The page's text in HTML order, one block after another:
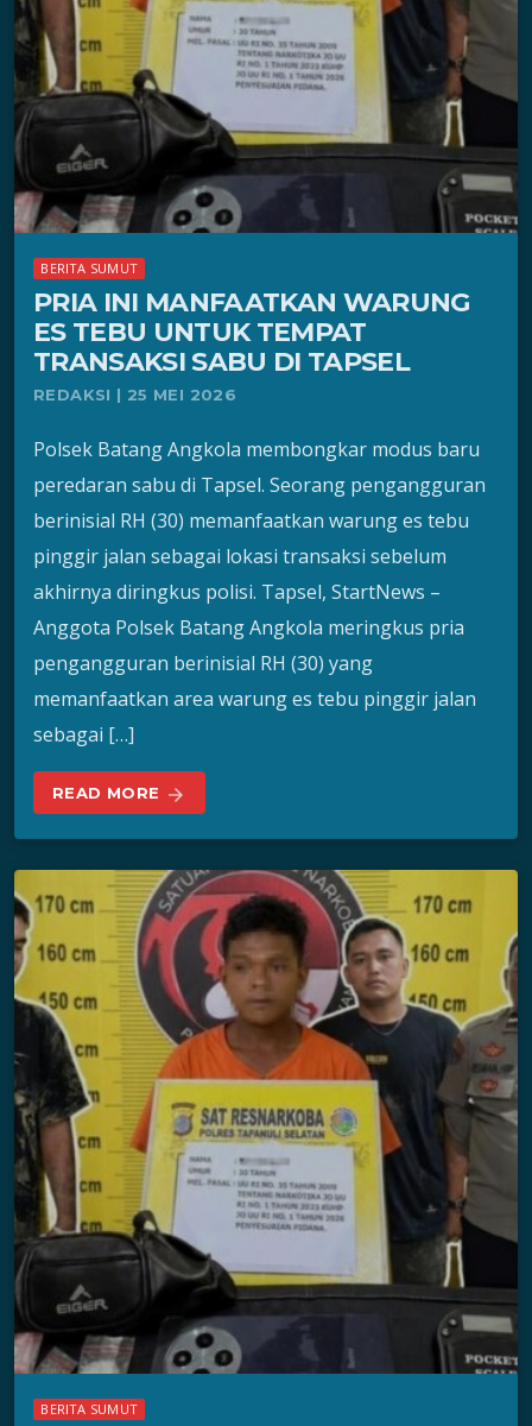
BERITA SUMUT
PRIA INI MANFAATKAN WARUNG
ES TEBU UNTUK TEMPAT
TRANSAKSI SABU DI TAPSEL
REDAKSI | 25 MEI 2026
Polsek Batang Angkola membongkar modus baru
peredaran sabu di Tapsel. Seorang pengangguran
berinisial RH (30) memanfaatkan warung es tebu
pinggir jalan sebagai lokasi transaksi sebelum
akhirnya diringkus polisi. Tapsel, StartNews –
Anggota Polsek Batang Angkola meringkus pria
pengangguran berinisial RH (30) yang
memanfaatkan area warung es tebu pinggir jalan
sebagai […]
READ MORE arrow_forward
BERITA SUMUT